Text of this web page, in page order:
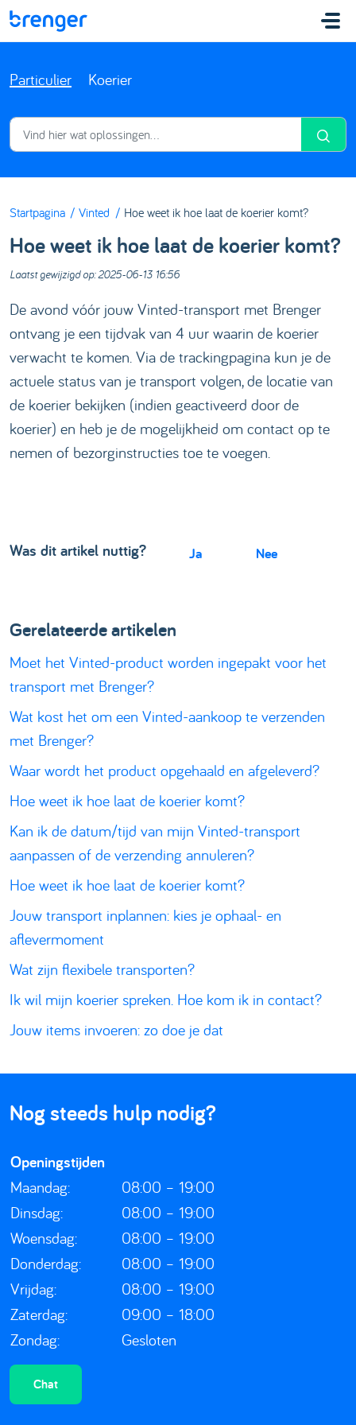
Particulier Koerier
Startpagina Vinted Hoe weet ik hoe laat de koerier komt?
Hoe weet ik hoe laat de koerier komt?
Laatst gewijzigd op: 2025-06-13 16:56
De avond vóór jouw Vinted-transport met Brenger
ontvang je een tijdvak van 4 uur waarin de koerier
verwacht te komen. Via de trackingpagina kun je de
actuele status van je transport volgen, de locatie van
de koerier bekijken (indien geactiveerd door de
koerier) en heb je de mogelijkheid om contact op te
nemen of bezorginstructies toe te voegen.
Was dit artikel nuttig? Nee
Ja
Gerelateerde artikelen
Moet het Vinted-product worden ingepakt voor het
transport met Brenger?
Wat kost het om een Vinted-aankoop te verzenden
met Brenger?
Waar wordt het product opgehaald en afgeleverd?
Hoe weet ik hoe laat de koerier komt?
Kan ik de datum/tijd van mijn Vinted-transport
aanpassen of de verzending annuleren?
Hoe weet ik hoe laat de koerier komt?
Jouw transport inplannen: kies je ophaal- en
aflevermoment
Wat zijn flexibele transporten?
Ik wil mijn koerier spreken. Hoe kom ik in contact?
Jouw items invoeren: zo doe je dat
Nog steeds hulp nodig?
Openingstijden
Maandag:
08:00 – 19:00
Dinsdag:
08:00 – 19:00
Woensdag:
08:00 – 19:00
Donderdag:
08:00 – 19:00
Vrijdag:
08:00 – 19:00
Zaterdag:
09:00 – 18:00
Zondag:
Gesloten
Chat